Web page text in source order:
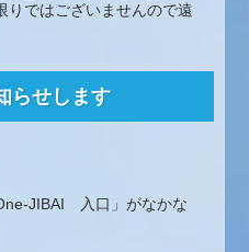
りではございませんので遠
らせします
JIBAI 入口 」がなかな